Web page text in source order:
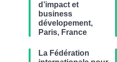
d’impact et
business
dévelopement,
Paris, France
La Fédération